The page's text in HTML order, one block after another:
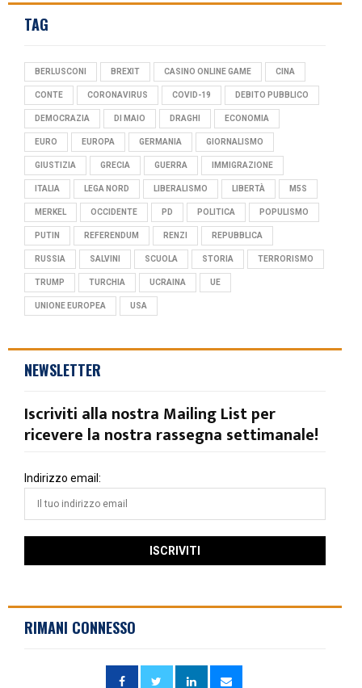
TAG
BERLUSCONI BREXIT CASINO ONLINE GAME CINA
CONTE CORONAVIRUS COVID-19 DEBITO PUBBLICO
DEMOCRAZIA DI MAIO DRAGHI ECONOMIA
EURO EUROPA GERMANIA GIORNALISMO
GIUSTIZIA GRECIA GUERRA IMMIGRAZIONE
ITALIA LEGA NORD LIBERALISMO LIBERTÀ M5S
MERKEL OCCIDENTE PD POLITICA POPULISMO
PUTIN REFERENDUM RENZI REPUBBLICA
RUSSIA SALVINI SCUOLA STORIA TERRORISMO
TRUMP TURCHIA UCRAINA UE
UNIONE EUROPEA USA
NEWSLETTER
Iscriviti alla nostra Mailing List per
ricevere la nostra rassegna settimanale!
Indirizzo email:
RIMANI CONNESSO